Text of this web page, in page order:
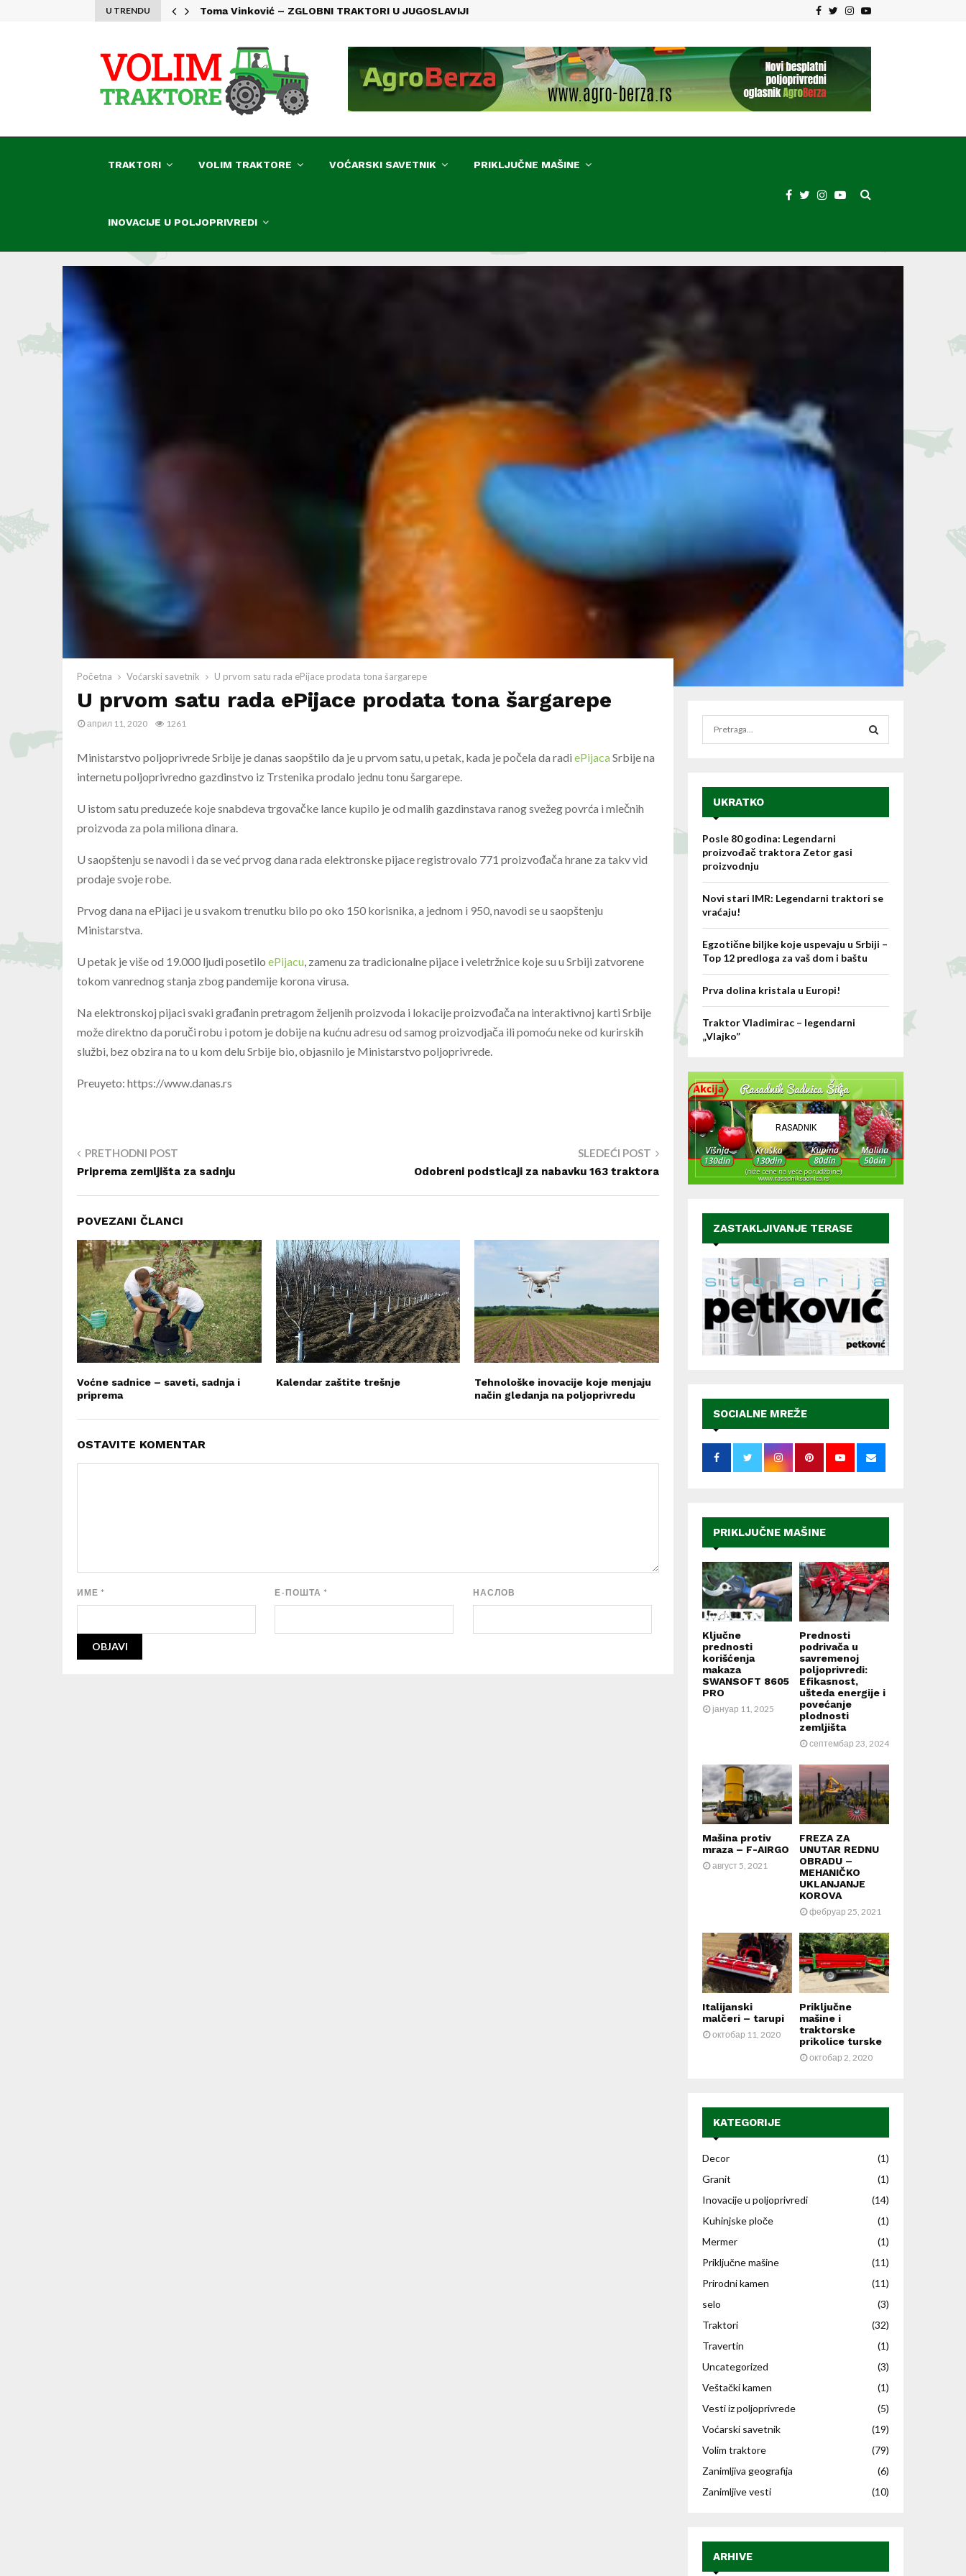
U TRENDU Toma Vinković – ZGLOBNI TRAKTORI U JUGOSLAVIJI 10 Traktora IMT-a | Koji je po…
Facebook
Twitter
Instagram
Youtube
TRAKTORI VOLIM TRAKTORE VOĆARSKI SAVETNIK PRIKLJUČNE MAŠINE
INOVACIJE U POLJOPRIVREDI
Početna Voćarski savetnik U prvom satu rada ePijace prodata tona šargarepe
U prvom satu rada ePijace prodata tona šargarepe
април 11, 2020 1261
Ministarstvo poljoprivrede Srbije je danas saopštilo da je u prvom satu, u petak, kada je počela da radi ePijacaSrbije na
internetu poljoprivredno gazdinstvo iz Trstenika prodalo jednu tonu šargarepe.
U istom satu preduzeće koje snabdeva trgovačke lance kupilo je od malih gazdinstava ranog svežeg povrća i mlečnih
proizvoda za pola miliona dinara.
U saopštenju se navodi i da se već prvog dana rada elektronske pijace registrovalo 771 proizvođača hrane za takv vid
prodaje svoje robe.
Prvog dana na ePijaci je u svakom trenutku bilo po oko 150 korisnika, a jednom i 950, navodi se u saopštenju
Ministarstva.
U petak je više od 19.000 ljudi posetilo ePijacu, zamenu za tradicionalne pijace i veletržnice koje su u Srbiji zatvorene
tokom vanrednog stanja zbog pandemije korona virusa.
Na elektronskoj pijaci svaki građanin pretragom željenih proizvoda i lokacije proizvođača na interaktivnoj karti Srbije
može direktno da poruči robu i potom je dobije na kućnu adresu od samog proizvodjača ili pomoću neke od kurirskih
službi, bez obzira na to u kom delu Srbije bio, objasnilo je Ministarstvo poljoprivrede.
Preuyeto: https://www.danas.rs
PRETHODNI POST
Priprema zemljišta za sadnju
SLEDEĆI POST
Odobreni podsticaji za nabavku 163 traktora
POVEZANI ČLANCI
Voćne sadnice – saveti, sadnja i
priprema
Kalendar zaštite trešnje
Tehnološke inovacije koje menjaju
način gledanja na poljoprivredu
OSTAVITE KOMENTAR
ИМЕ * Е-ПОШТА * НАСЛОВ
r
:
E
A
H
UKRATKO
Posle 80 godina: Legendarni
proizvođač traktora Zetor gasi
proizvodnju
Novi stari IMR: Legendarni traktori se
vraćaju!
Egzotične biljke koje uspevaju u Srbiji –
Top 12 predloga za vaš dom i baštu
Prva dolina kristala u Europi!
Traktor Vladimirac – legendarni
„Vlajko”
RASADNIK
ZASTAKLJIVANJE TERASE
SOCIALNE MREŽE
PRIKLJUČNE MAŠINE
Ključne
prednosti
korišćenja
makaza
SWANSOFT 8605
PRO
јануар 11, 2025
Prednosti
podrivača u
savremenoj
poljoprivredi:
Efikasnost,
ušteda energije i
povećanje
plodnosti
zemljišta
септембар 23, 2024
Mašina protiv
mraza – F-AIRGO
август 5, 2021
FREZA ZA
UNUTAR REDNU
OBRADU –
MEHANIČKO
UKLANJANJE
KOROVA
фебруар 25, 2021
Italijanski
malčeri – tarupi
октобар 11, 2020
Priključne
mašine i
traktorske
prikolice turske
октобар 2, 2020
KATEGORIJE
Decor
(1)
Granit
(1)
Inovacije u poljoprivredi
(14)
Kuhinjske ploče
(1)
Mermer
(1)
Priključne mašine
(11)
Prirodni kamen
(11)
selo
(3)
Traktori
(32)
Travertin
(1)
Uncategorized
(3)
Veštački kamen
(1)
Vesti iz poljoprivrede
(5)
Voćarski savetnik
(19)
Volim traktore
(79)
Zanimljiva geografija
(6)
Zanimljive vesti
(10)
ARHIVE